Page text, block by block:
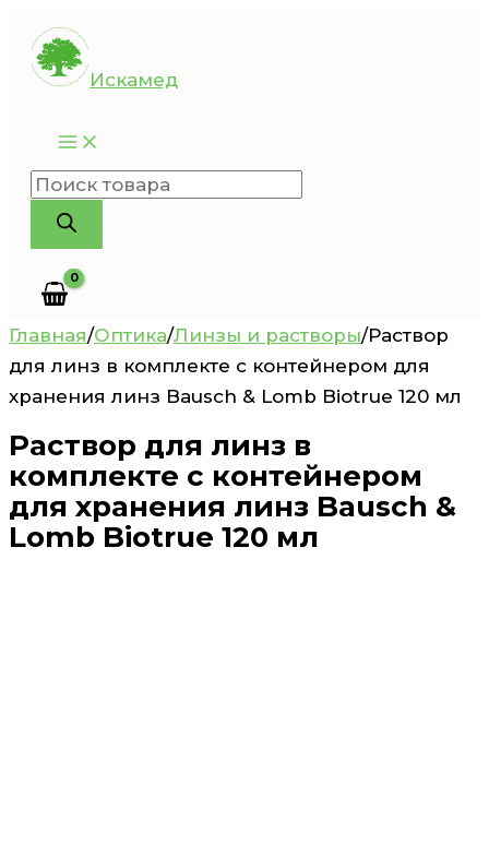
Перейти
содержимому
Искамед
Поиск
товаров
Главная/Оптика/Линзы и растворы/Раствор
для линз в комплекте с контейнером для
хранения линз Bausch & Lomb Biotrue 120 мл
Раствор для линз в
комплекте с контейнером
для хранения линз Bausch &
Lomb Biotrue 120 мл